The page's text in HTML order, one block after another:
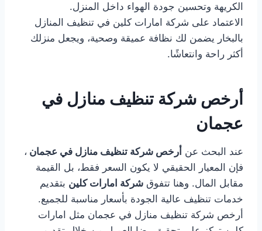
الكريهة وتحسين جودة الهواء داخل المنزل.
الاعتماد على شركة امارات كلين في تنظيف المنازل
بالبخار يضمن لك نظافة عميقة وصحية، ويجعل منزلك
أكثر راحة وانتعاشًا.
أرخص شركة تنظيف منازل في
عجمان
عند البحث عن أرخص شركة تنظيف منازل في عجمان ،
فإن المعيار الحقيقي لا يكون السعر فقط، بل القيمة
مقابل المال. وهنا تتفوق شركة امارات كلين بتقديم
خدمات تنظيف عالية الجودة بأسعار مناسبة للجميع.
أرخص شركة تنظيف منازل في عجمان مثل امارات